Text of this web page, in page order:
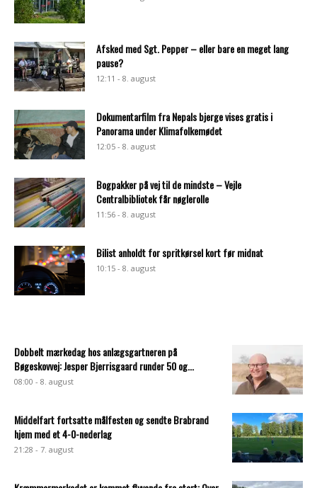
Afsked med Sgt. Pepper – eller bare en meget lang
pause?
12:11 - 8. august
Dokumentarfilm fra Nepals bjerge vises gratis i
Panorama under Klimafolkemødet
12:05 - 8. august
Bogpakker på vej til de mindste – Vejle
Centralbibliotek får nøglerolle
11:56 - 8. august
Bilist anholdt for spritkørsel kort før midnat
10:15 - 8. august
Dobbelt mærkedag hos anlægsgartneren på
Bøgeskovvej: Jesper Bjerrisgaard runder 50 og...
08:00 - 8. august
Middelfart fortsatte målfesten og sendte Brabrand
hjem med et 4-0-nederlag
21:28 - 7. august